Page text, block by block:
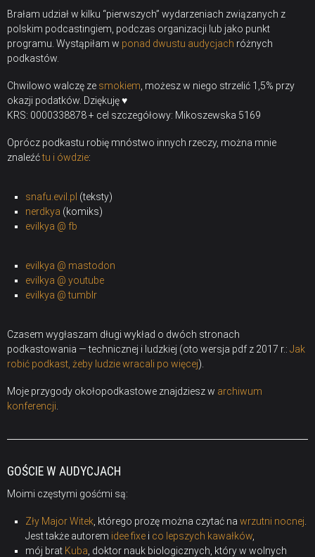
Brałam udział w kilku “pierwszych” wydarzeniach związanych z
polskim podcastingiem, podczas organizacji lub jako punkt
programu. Wystąpiłam w ponad dwustu audycjach różnych
podkastów.
Chwilowo walczę ze smokiem , możesz w niego strzelić 1,5% przy
okazji podatków. Dziękuję ♥
KRS: 0000338878 + cel szczegółowy: Mikoszewska 5169
Oprócz podkastu robię mnóstwo innych rzeczy, można mnie
znaleźćtu i ówdzie:
snafu.evil.pl (teksty)
nerdkya (komiks)
evilkya @ fb
evilkya @ mastodon
evilkya @ youtube
evilkya @ tumblr
Czasem wygłaszam długi wykład o dwóch stronach
podkastowania — technicznej i ludzkiej (oto wersja pdf z 2017 r.: Jak
robić podkast, żeby ludzie wracali po więcej).
Moje przygody okołopodkastowe znajdziesz w archiwum
konferencji
GOŚCIE W AUDYCJACH
Moimi częstymi gośćmi są:
Zły Major Witek , którego prozę można czytać na wrzutni nocnej
Jest także autorem idee fixe i co lepszych kawałków
mój brat Kuba , doktor nauk biologicznych, który w wolnych